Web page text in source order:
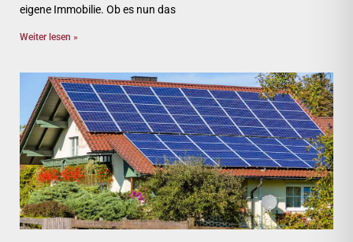
eigene Immobilie. Ob es nun das
Weiter lesen »